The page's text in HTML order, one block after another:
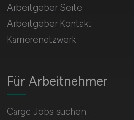
Für Arbeitnehmer
Cargo Jobs suchen
Arbeitgeber Seite
Arbeitgeber Kontakt
Karrierenetzwerk